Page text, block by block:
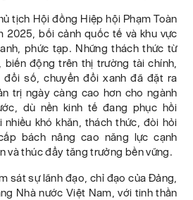
tịch Hội đồng Hiệp hội Phạm Toàn
2025, bối cảnh quốc tế và khu vực
phức tạp. Những thách thức từ
động trên thị trường tài chính,
đổi số, chuyển đổi xanh đã đặt ra
trị ngày càng cao hơn cho ngành
dù nền kinh tế đang phục hồi
nhiều khó khăn, thách thức, đòi hỏi
bách nâng cao năng lực cạnh
và thúc đẩy tăng trưởng bền vững.
sát sự lãnh đạo, chỉ đạo của Đảng,
Nhà nước Việt Nam, với tinh thần